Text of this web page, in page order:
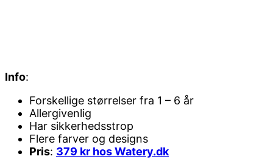
Info:
Forskellige størrelser fra 1 – 6 år
Allergivenlig
Har sikkerhedsstrop
Flere farver og designs
Pris: 379 kr hos Watery.dk